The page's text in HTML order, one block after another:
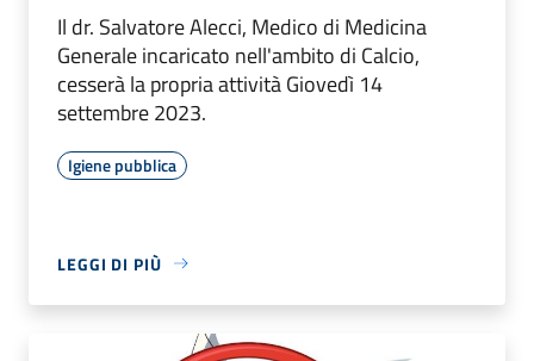
Il dr. Salvatore Alecci, Medico di Medicina
Generale incaricato nell'ambito di Calcio,
cesserà la propria attività Giovedì 14
settembre 2023.
Igiene pubblica
LEGGI DI PIÙ